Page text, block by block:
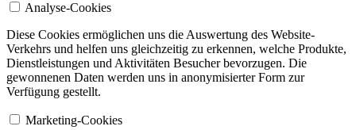
Analyse-Cookies
Diese Cookies ermöglichen uns die Auswertung des Website-
Verkehrs und helfen uns gleichzeitig zu erkennen, welche Produkte,
Dienstleistungen und Aktivitäten Besucher bevorzugen. Die
gewonnenen Daten werden uns in anonymisierter Form zur
Verfügung gestellt.
Marketing-Cookies